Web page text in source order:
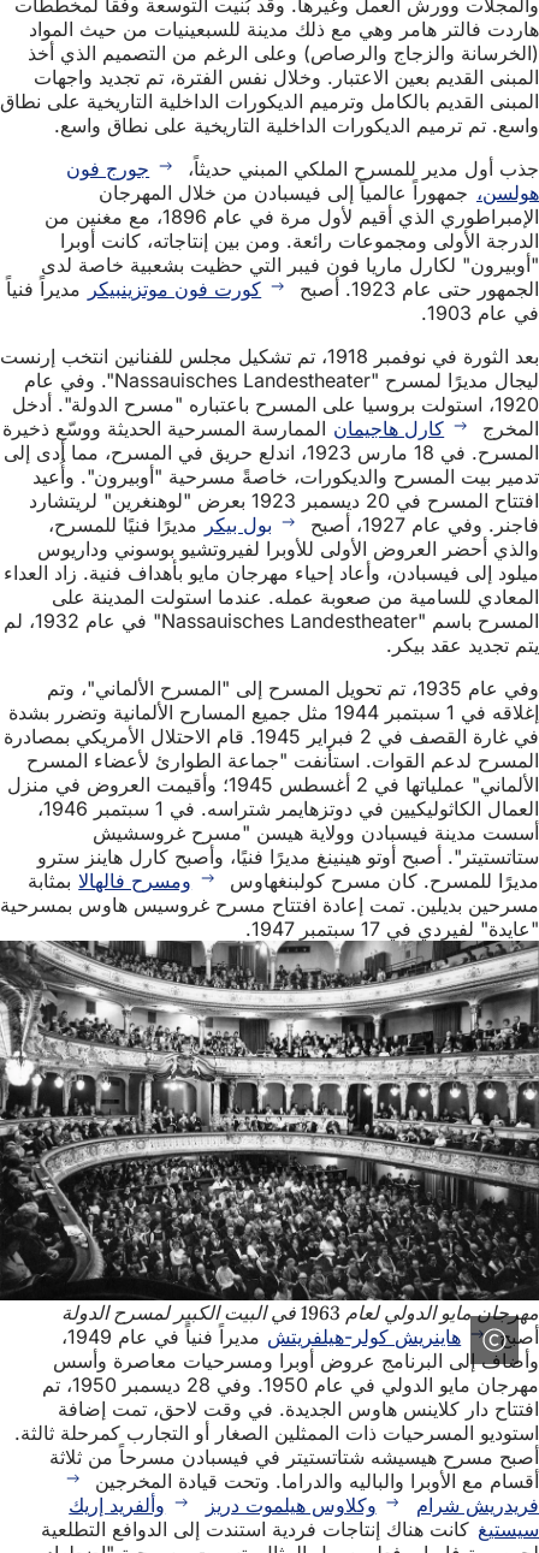
والمجلات وورش العمل وغيرها. وقد بُنيت التوسعة وفقاً لمخططات
هاردت فالتر هامر وهي مع ذلك مدينة للسبعينيات من حيث المواد
(الخرسانة والزجاج والرصاص) وعلى الرغم من التصميم الذي أخذ
المبنى القديم بعين الاعتبار. وخلال نفس الفترة، تم تجديد واجهات
المبنى القديم بالكامل وترميم الديكورات الداخلية التاريخية على نطاق
واسع. تم ترميم الديكورات الداخلية التاريخية على نطاق واسع.
جذب أول مدير للمسرح الملكي المبني حديثاً،
جورج فون
هولسن، جمهوراً عالمياً إلى فيسبادن من خلال المهرجان
الإمبراطوري الذي أقيم لأول مرة في عام 1896، مع مغنين من
الدرجة الأولى ومجموعات رائعة. ومن بين إنتاجاته، كانت أوبرا
"أوبيرون" لكارل ماريا فون فيبر التي حظيت بشعبية خاصة لدى
الجمهور حتى عام 1923. أصبح
كورت فون موتزينبيكر مديراً فنياً
في عام 1903.
بعد الثورة في نوفمبر 1918، تم تشكيل مجلس للفنانين انتخب إرنست
ليجال مديرًا لمسرح "Nassauisches Landestheater". وفي عام
1920، استولت بروسيا على المسرح باعتباره "مسرح الدولة". أدخل
المخرج
كارل هاجيمان الممارسة المسرحية الحديثة ووسّع ذخيرة
المسرح. في 18 مارس 1923، اندلع حريق في المسرح، مما أدى إلى
تدمير بيت المسرح والديكورات، خاصةً مسرحية "أوبيرون". وأُعيد
افتتاح المسرح في 20 ديسمبر 1923 بعرض "لوهنغرين" لريتشارد
فاجنر. وفي عام 1927، أصبح
بول بيكر مديرًا فنيًا للمسرح،
والذي أحضر العروض الأولى للأوبرا لفيروتشيو بوسوني وداريوس
ميلود إلى فيسبادن، وأعاد إحياء مهرجان مايو بأهداف فنية. زاد العداء
المعادي للسامية من صعوبة عمله. عندما استولت المدينة على
المسرح باسم "Nassauisches Landestheater" في عام 1932، لم
يتم تجديد عقد بيكر.
وفي عام 1935، تم تحويل المسرح إلى "المسرح الألماني"، وتم
إغلاقه في 1 سبتمبر 1944 مثل جميع المسارح الألمانية وتضرر بشدة
في غارة القصف في 2 فبراير 1945. قام الاحتلال الأمريكي بمصادرة
المسرح لدعم القوات. استأنفت "جماعة الطوارئ لأعضاء المسرح
الألماني" عملياتها في 2 أغسطس 1945؛ وأقيمت العروض في منزل
العمال الكاثوليكيين في دوتزهايمر شتراسه. في 1 سبتمبر 1946،
أسست مدينة فيسبادن وولاية هيسن "مسرح غروسشيش
ستاتستيتر". أصبح أوتو هينينغ مديرًا فنيًا، وأصبح كارل هاينز سترو
مديرًا للمسرح. كان مسرح كولبنغهاوس
ومسرح فالهالا بمثابة
مسرحين بديلين. تمت إعادة افتتاح مسرح غروسيس هاوس بمسرحية
"عايدة" لفيردي في 17 سبتمبر 1947.
مهرجان مايو الدولي لعام 1963 في البيت الكبير لمسرح الدولة
أصبح
هاينريش كولر-هيلفريتش
مديراً فنياً في عام 1949،
وأضاف إلى البرنامج عروض أوبرا ومسرحيات معاصرة وأسس
مهرجان مايو الدولي في عام 1950. وفي 28 ديسمبر 1950، تم
افتتاح دار كلاينس هاوس الجديدة. في وقت لاحق، تمت إضافة
استوديو المسرحيات ذات الممثلين الصغار أو التجارب كمرحلة ثالثة.
أصبح مسرح هيسيشه شتاتستيتر في فيسبادن مسرحاً من ثلاثة
أقسام مع الأوبرا والباليه والدراما. وتحت قيادة المخرجين
فريدريش شرام
وكلاوس هيلموت دريز
وألفريد إريك
سيستيغ كانت هناك إنتاجات فردية استندت إلى الدوافع التطلعية